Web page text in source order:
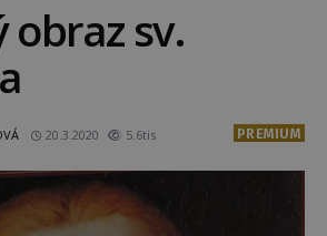
sv.
20.3.2020 5.6tis PREMIUM